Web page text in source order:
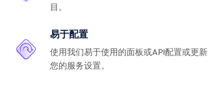
目。
易于配置
使用我们易于使用的面板或API配置或更新
您的服务设置。